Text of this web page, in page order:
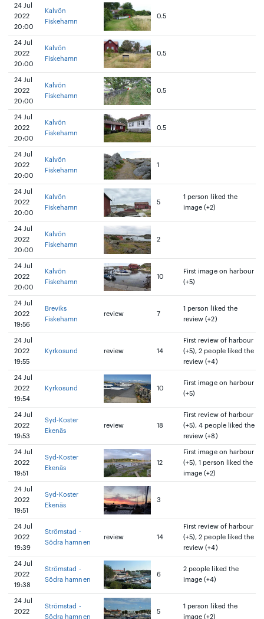
24 Jul
2022
20:00
Kalvön
Fiskehamn
0.5
24 Jul
2022
20:00
Kalvön
Fiskehamn
0.5
24 Jul
2022
20:00
Kalvön
Fiskehamn
0.5
24 Jul
2022
20:00
Kalvön
Fiskehamn
0.5
24 Jul
2022
20:00
Kalvön
Fiskehamn
1
24 Jul
2022
20:00
Kalvön
Fiskehamn
5
1 person liked the
image (+2)
24 Jul
2022
20:00
Kalvön
Fiskehamn
2
24 Jul
2022
20:00
Kalvön
Fiskehamn
10
First image on harbour
(+5)
24 Jul
2022
19:56
Breviks
Fiskehamn
review 7
1 person liked the
review (+2)
24 Jul
2022
19:55
Kyrkosund review 14
First review of harbour
(+5), 2 people liked the
review (+4)
24 Jul
2022
19:54
Kyrkosund 10
First image on harbour
(+5)
24 Jul
2022
19:53
Syd-Koster
Ekenäs
review 18
First review of harbour
(+5), 4 people liked the
review (+8)
24 Jul
2022
19:51
Syd-Koster
Ekenäs
12
First image on harbour
(+5), 1 person liked the
image (+2)
24 Jul
2022
19:51
Syd-Koster
Ekenäs
3
24 Jul
2022
19:39
Strömstad -
Södra hamnen
review 14
First review of harbour
(+5), 2 people liked the
review (+4)
24 Jul
2022
19:38
Strömstad -
Södra hamnen
6
2 people liked the
image (+4)
24 Jul
2022
Strömstad -
Södra hamnen
5
1 person liked the
image (+2)